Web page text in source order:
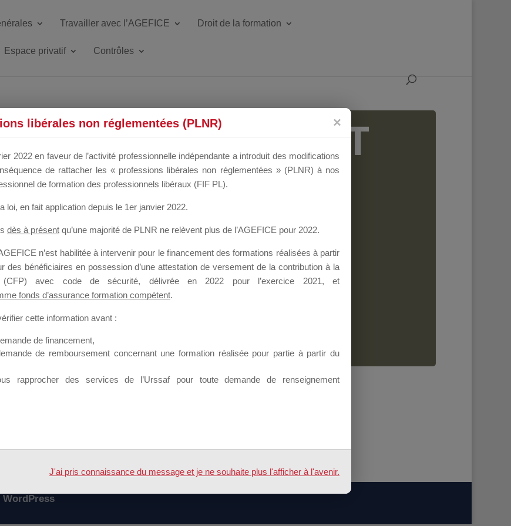
Travailler avec l’AGEFICE Droit de la formation
Espace privatif Contrôles
DU DIRIGEANT
qui souhaitent répondre à l’Appel à Propositions Mallette du Dirigeant.
il est possible de laisser un message ou poser une question.
rejoindre ce groupe
(mallette du dirigeant)
WordPress
libérales non réglementées (PLNR)
2022 en faveur de l’activité professionnelle indépendante a introduit des modifications
de rattacher les « professions libérales non réglementées » (PLNR) à nos
de formation des professionnels libéraux (FIF PL).
loi, en fait application depuis le 1er janvier 2022.
dès à présent qu’une majorité de PLNR ne relèvent plus de l’AGEFICE pour 2022.
n’est habilitée à intervenir pour le financement des formations réalisées à partir
des bénéficiaires en possession d’une attestation de versement de la contribution à la
(CFP) avec code de sécurité, délivrée en 2022 pour l’exercice 2021, et
fonds d’assurance formation compétent.
cette information avant :
de financement,
de remboursement concernant une formation réalisée pour partie à partir du
rapprocher des services de l’Urssaf pour toute demande de renseignement
J'ai pris connaissance du message et je ne souhaite plus l'afficher à l'avenir.